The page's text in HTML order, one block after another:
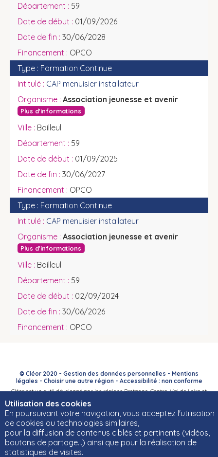
Utilisation des cookies
En poursuivant votre navigation, vous acceptez l'utilisation
de cookies ou technologies similaires,
pour la diffusion de contenus ciblés et pertinents (vidéos,
boutons de partage…) ainsi que pour la réalisation de
statistiques de visites.
59
01/09/2026
30/06/2028
OPCO
Formation Continue
CAP menuisier installateur
Association jeunesse et avenir
Plus d'informations
Bailleul
59
01/09/2025
30/06/2027
OPCO
Formation Continue
CAP menuisier installateur
Association jeunesse et avenir
Plus d'informations
Bailleul
59
02/09/2024
30/06/2026
OPCO
© Cléor 2020 - Gestion des données personnelles - Mentions
légales - Choisir une autre région- Accessibilité : non conforme
Cléor est un outil développé par les régions Bretagne, Centre-Val de Loire et